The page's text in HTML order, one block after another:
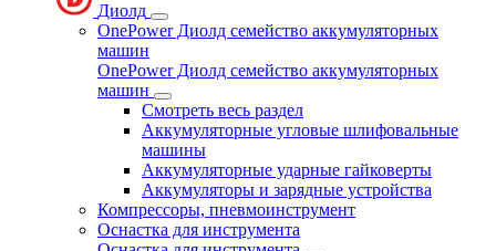
Диолд
OnePower Диолд семейство аккумуляторных
машин
OnePower Диолд семейство аккумуляторных
машин
Смотреть весь раздел
Аккумуляторные угловые шлифовальные
машины
Аккумуляторные ударные гайковерты
Аккумуляторы и зарядные устройства
Компрессоры, пневмоинструмент
Оснастка для инструмента